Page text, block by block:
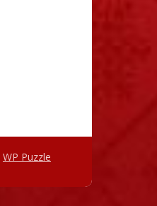
WP Puzzle